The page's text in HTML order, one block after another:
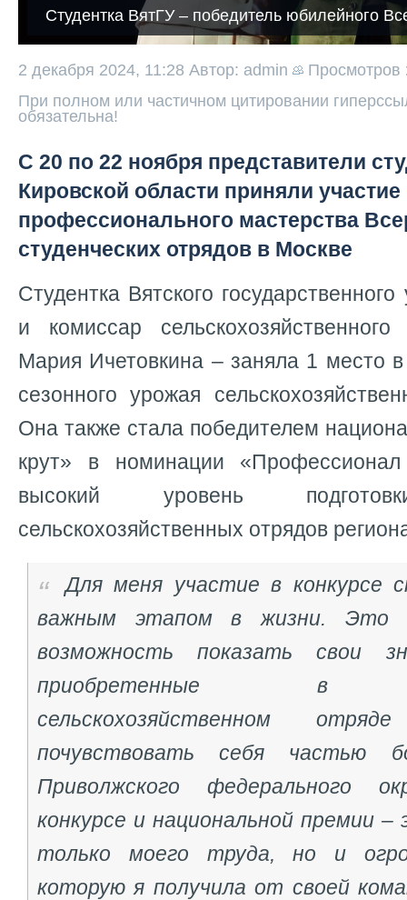
Студентка ВятГУ – победитель юбилейного
2 декабря 2024, 11:28 Автор: admin Просмотров
При полном или частичном цитировании
обязательна!
С 20 по 22 ноября представители
Кировской области приняли участие
профессионального мастерства
студенческих отрядов в Москве
Студентка Вятского
и комиссар
Мария Ичетовкина – заняла 1 место
сезонного урожая
Она также стала победителем
крут» в номинации
высокий уровень
сельскохозяйственных отрядов
Для меня участие в конкурсе
важным этапом в жизни. Это
возможность показать свои
приобретенные в
сельскохозяйственном
почувствовать себя частью
Приволжского федерального
конкурсе и национальной премии
только моего труда, но и
которую я получила от своей